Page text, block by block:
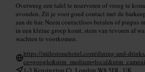
Overweeg een tafel te reserveren of vroeg te
avonden. Zit je voor goed contact met de
aan de bar. Neem contactloos betalen of pinpas
in een kleine groep komt, stem van tevoren af
wachten te voorkomen.
https://milestonehotel.com/dining-and-
1-3 Kensington Ct, London W8 5DL, UK